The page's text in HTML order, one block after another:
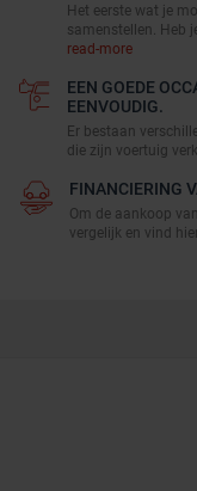
Het eerste wat je
samenstellen. Heb
read-more
EEN GOEDE
EENVOUDIG.
Er bestaan
die zijn voertuig
FINANCIERING
Om de aankoop
vergelijk en vind